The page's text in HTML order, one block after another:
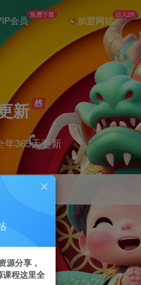
会员 免费下载 加盟网站 日入2K
新
年365天更新
源分享，
课程这里全